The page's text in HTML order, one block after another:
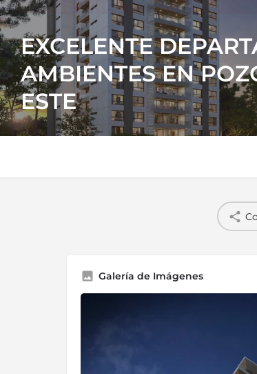
EXCELENTE
AMBIENTES EN
ESTE
Galería de Imágenes